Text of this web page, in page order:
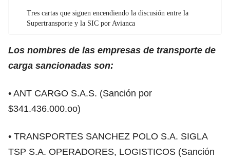
Tres cartas que siguen encendiendo la discusión entre la
Supertransporte y la SIC por Avianca
Los nombres de las empresas de transporte de
carga sancionadas son:
• ANT CARGO S.A.S. (Sanción por
$341.436.000.oo)
• TRANSPORTES SANCHEZ POLO S.A. SIGLA
TSP S.A. OPERADORES, LOGISTICOS (Sanción